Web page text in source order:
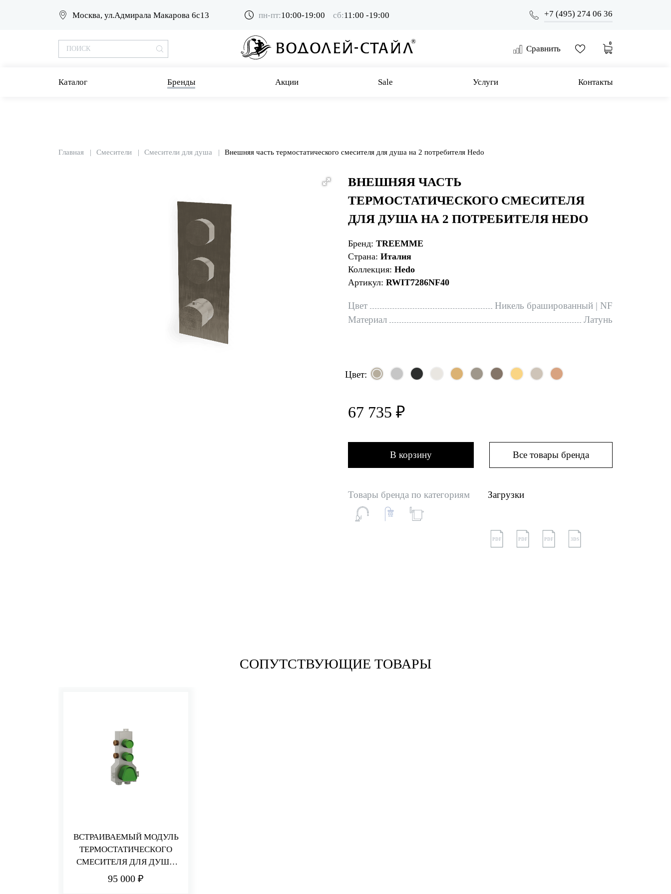
Москва, ул.Адмирала Макарова 6с13 пн-пт:10:00-19:00 сб:11:00 -19:00 +7 (495) 274 06 36
Сравнить
0
Каталог Бренды Акции Sale Услуги Контакты
Главная Смесители Смесители для душа Внешняя часть термостатического смесителя для душа на 2 потребителя Hedo
ВНЕШНЯЯ ЧАСТЬ
ТЕРМОСТАТИЧЕСКОГО СМЕСИТЕЛЯ
ДЛЯ ДУША НА 2 ПОТРЕБИТЕЛЯ HEDO
Бренд: TREEMME
Страна: Италия
Коллекция: Hedo
Артикул: RWIT7286NF40
Цвет
Никель брашированный | NF
Материал
Латунь
Цвет:
67 735 ₽
В корзину Все товары бренда
Товары бренда по категориям Загрузки
PDF PDF PDF 3DS
СОПУТСТВУЮЩИЕ ТОВАРЫ
ВСТРАИВАЕМЫЙ МОДУЛЬ
ТЕРМОСТАТИЧЕСКОГО
СМЕСИТЕЛЯ ДЛЯ ДУША
НА 2 ПОТРЕБИТЕЛЯ
95 000 ₽